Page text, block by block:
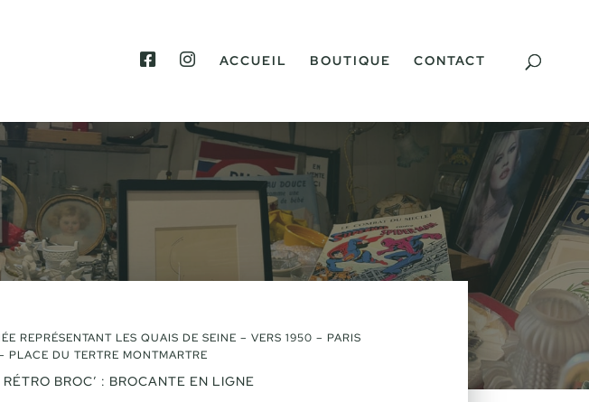
O
K
G
R
A
M
ACCUEIL BOUTIQUE CONTACT
REPRÉSENTANT LES QUAIS DE SEINE – VERS 1950 – PARIS
PLACE DU TERTRE MONTMARTRE
RÉTRO BROC’ : BROCANTE EN LIGNE